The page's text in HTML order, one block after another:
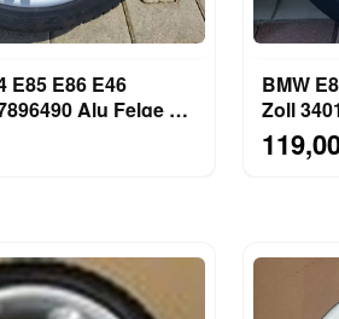
E85 E86 E46
Alu Felge 8,5
BMW
Zoll
235/50